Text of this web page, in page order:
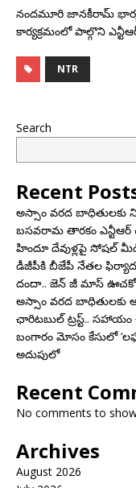
నందమూరి జానకీరామ్‌
కార్యక్రమంలో పాల్గొని
NTR
Search
Recent
అస్సాం వరద బాధితులకు
బసవరామ తారకం ఎన్టీఆర్
హిందూ దేవుళ్లపై సోషల్
డీజీపీకి బీజేపీ నేతల
దందా.. జెన్ జీ మాస్ ఊచకోత :
అస్సాం వరద బాధితులకు
ఛారిటబుల్ ట్రస్ట్..
బంగారం మోసం కేసులో
అదుపులో
Recent
No comments to
Archives
August 2026